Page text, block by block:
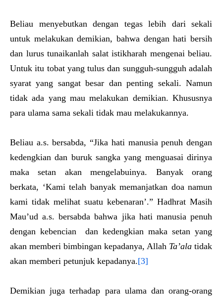
Beliau menyebutkan dengan tegas lebih dari sekali
untuk melakukan demikian, bahwa dengan hati bersih
dan lurus tunaikanlah salat istikharah mengenai beliau.
Untuk itu tobat yang tulus dan sungguh-sungguh adalah
syarat yang sangat besar dan penting sekali. Namun
tidak ada yang mau melakukan demikian. Khususnya
para ulama sama sekali tidak mau melakukannya.
Beliau a.s. bersabda, “Jika hati manusia penuh dengan
kedengkian dan buruk sangka yang menguasai dirinya
maka setan akan mengelabuinya. Banyak orang
berkata, ‘Kami telah banyak memanjatkan doa namun
kami tidak melihat suatu kebenaran’.” Hadhrat Masih
Mau’ud a.s. bersabda bahwa jika hati manusia penuh
dengan kebencian dan kedengkian maka setan yang
akan memberi bimbingan kepadanya, Allah Ta’ala tidak
akan memberi petunjuk kepadanya.[3]
Demikian juga terhadap para ulama dan orang-orang